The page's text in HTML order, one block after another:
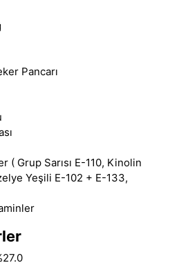
Pancarı
( Grup Sarısı E-110, Kinolin
Yeşili E-102 + E-133,
.0